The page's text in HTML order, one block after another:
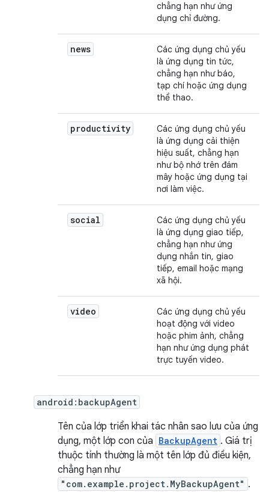
chẳng hạn như ứng
dụng chỉ đường.
news
Các ứng dụng chủ yếu
là ứng dụng tin tức,
chẳng hạn như báo,
tạp chí hoặc ứng dụng
thể thao.
productivity
Các ứng dụng chủ yếu
là ứng dụng cải thiện
hiệu suất, chẳng hạn
như bộ nhớ trên đám
mây hoặc ứng dụng tại
nơi làm việc.
social
Các ứng dụng chủ yếu
là ứng dụng giao tiếp,
chẳng hạn như ứng
dụng nhắn tin, giao
tiếp, email hoặc mạng
xã hội.
video
Các ứng dụng chủ yếu
hoạt động với video
hoặc phim ảnh, chẳng
hạn như ứng dụng phát
trực tuyến video.
android:backupAgent
Tên của lớp triển khai tác nhân sao lưu của ứng
dụng, một lớp con của BackupAgent . Giá trị
thuộc tính thường là một tên lớp đủ điều kiện,
chẳng hạn như
"com.example.project.MyBackupAgent" .